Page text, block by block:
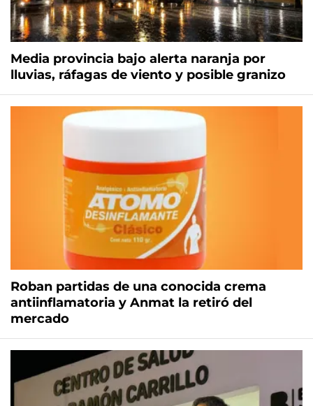
Media provincia bajo alerta naranja por
lluvias, ráfagas de viento y posible granizo
Roban partidas de una conocida crema
antiinflamatoria y Anmat la retiró del
mercado